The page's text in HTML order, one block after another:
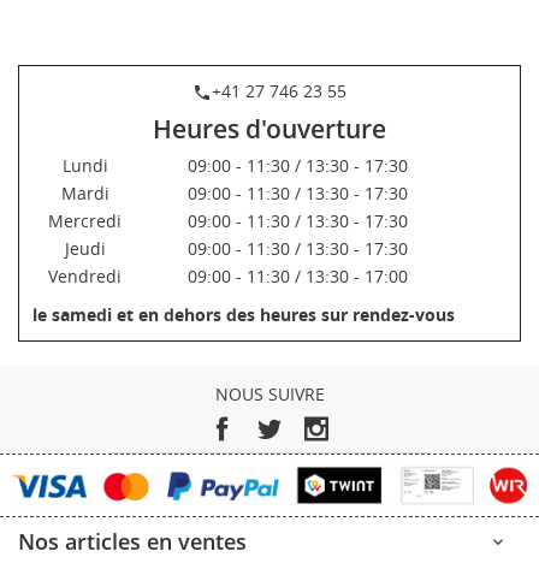
phone+41 27 746 23 55
Heures d'ouverture
Lundi
09:00 - 11:30 / 13:30 - 17:30
Mardi
09:00 - 11:30 / 13:30 - 17:30
Mercredi
09:00 - 11:30 / 13:30 - 17:30
Jeudi
09:00 - 11:30 / 13:30 - 17:30
Vendredi
09:00 - 11:30 / 13:30 - 17:00
le samedi et en dehors des heures sur rendez-vous
NOUS SUIVRE
Facebook
TwitterInstagram
Nos articles en ventes 